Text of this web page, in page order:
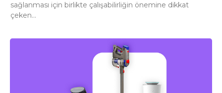
sağlanması için birlikte çalışabilirliğin önemine dikkat
çeken...